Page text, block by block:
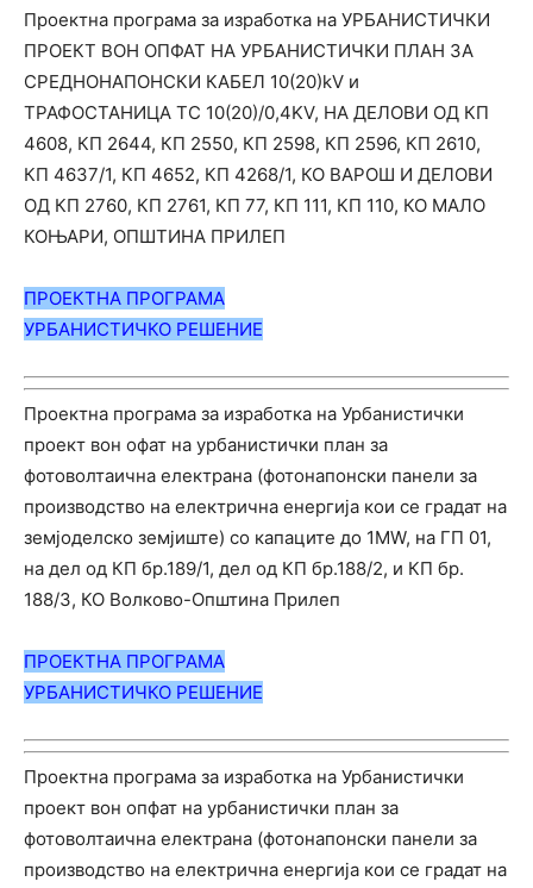
Проектна програма за изработка на УРБАНИСТИЧКИ
ПРОЕКТ ВОН ОПФАТ НА УРБАНИСТИЧКИ ПЛАН ЗА
СРЕДНОНАПОНСКИ КАБЕЛ 10(20)kV и
ТРАФОСТАНИЦА ТС 10(20)/0,4KV, НА ДЕЛОВИ ОД КП
4608, КП 2644, КП 2550, КП 2598, КП 2596, КП 2610,
КП 4637/1, КП 4652, КП 4268/1, КО ВАРОШ И ДЕЛОВИ
ОД КП 2760, КП 2761, КП 77, КП 111, КП 110, КО МАЛО
КОЊАРИ, ОПШТИНА ПРИЛЕП
ПРОЕКТНА ПРОГРАМА
УРБАНИСТИЧКО РЕШЕНИЕ
Проектна програма за изработка на Урбанистички
проект вон офат на урбанистички план за
фотоволтаична електрана (фотонапонски панели за
производство на електрична енергија кои се градат на
земјоделско земјиште) со капаците до 1MW, на ГП 01,
на дел од КП бр.189/1, дел од КП бр.188/2, и КП бр.
188/3, КО Волково-Општина Прилеп
ПРОЕКТНА ПРОГРАМА
УРБАНИСТИЧКО РЕШЕНИЕ
Проектна програма за изработка на Урбанистички
проект вон опфат на урбанистички план за
фотоволтаична електрана (фотонапонски панели за
производство на електрична енергија кои се градат на